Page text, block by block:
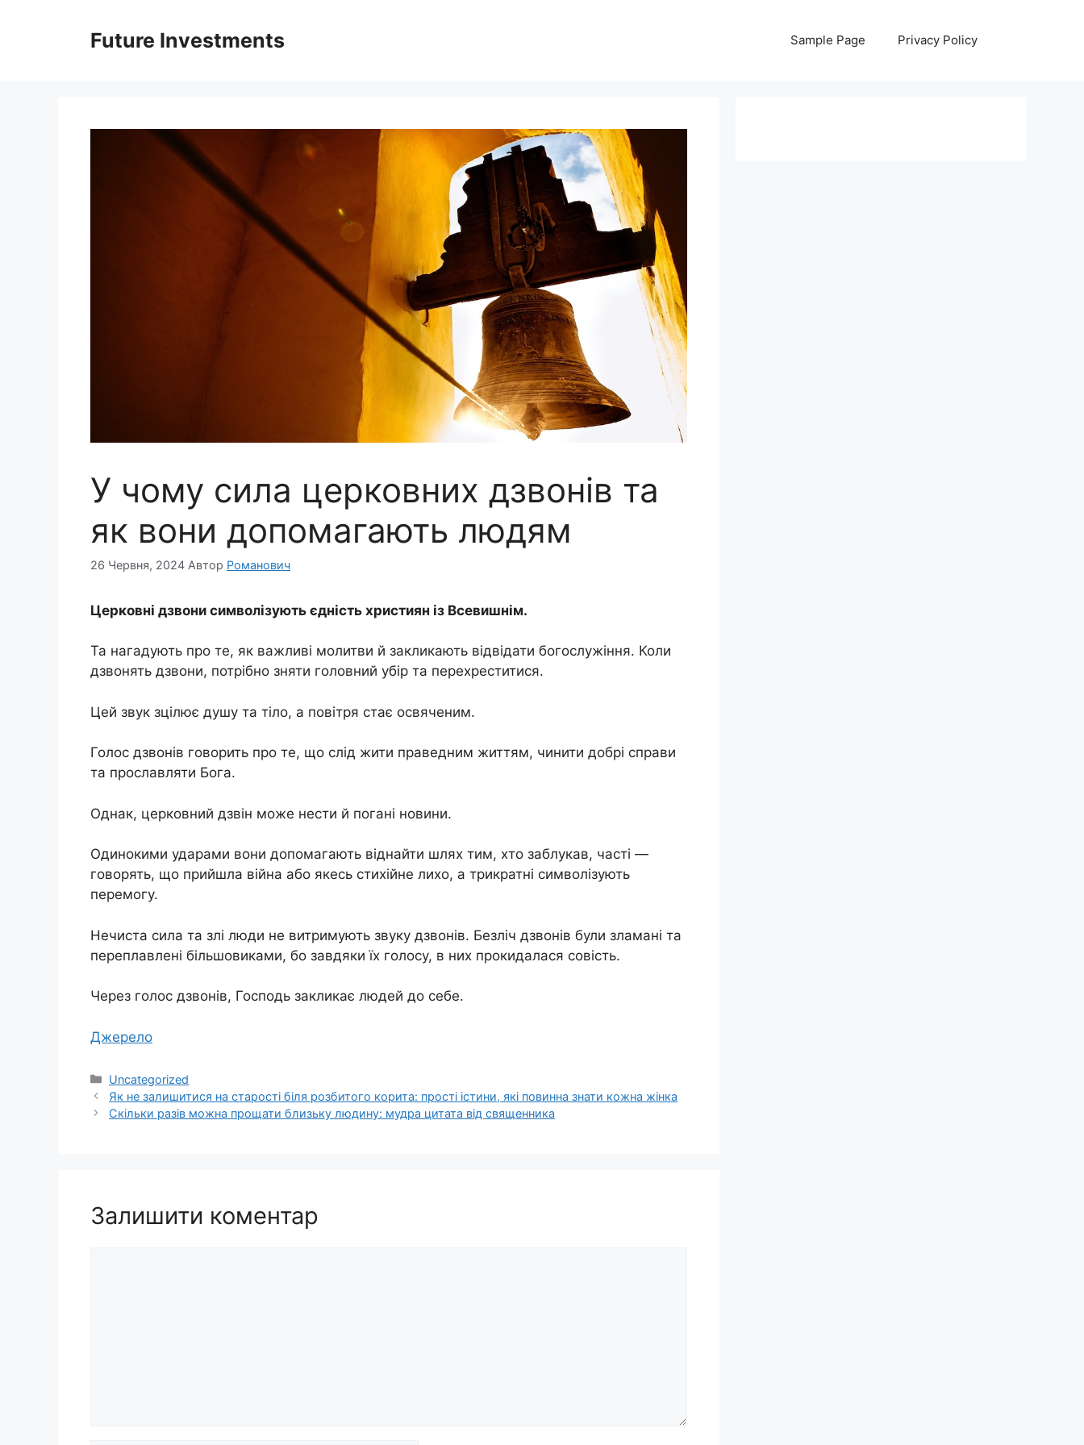
Future Investments Sample Page Privacy Policy
У чому сила церковних дзвонів та
як вони допомагають людям
26 Червня, 2024 Автор Романович
Церковні дзвони символізують єдність християн із Всевишнім.
Та нагадують про те, як важливі молитви й закликають відвідати богослужіння. Коли
дзвонять дзвони, потрібно зняти головний убір та перехреститися.
Цей звук зцілює душу та тіло, а повітря стає освяченим.
Голос дзвонів говорить про те, що слід жити праведним життям, чинити добрі справи
та прославляти Бога.
Однак, церковний дзвін може нести й погані новини.
Одинокими ударами вони допомагають віднайти шлях тим, хто заблукав, часті —
говорять, що прийшла війна або якесь стихійне лихо, а трикратні символізують
перемогу.
Нечиста сила та злі люди не витримують звуку дзвонів. Безліч дзвонів були зламані та
переплавлені більшовиками, бо завдяки їх голосу, в них прокидалася совість.
Через голос дзвонів, Господь закликає людей до себе.
Джерело
Категорії
Uncategorized
Як не залишитися на старості біля розбитого корита: прості істини, які повинна знати кожна жінка
Скільки разів можна прощати близьку людину: мудра цитата від священника
Залишити коментар